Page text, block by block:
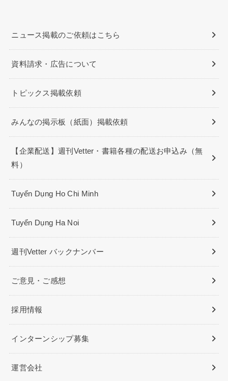
ニュース掲載のご依頼はこちら
資料請求・広告について
トピックス掲載依頼
みんなの掲示板（紙面）掲載依頼
【企業配送】週刊Vetter・書籍各種の配送お申込み（無
料）
Tuyển Dụng Ho Chi Minh
Tuyển Dụng Ha Noi
週刊Vetter バックナンバー
ご意見・ご感想
採用情報
インターンシップ募集
運営会社